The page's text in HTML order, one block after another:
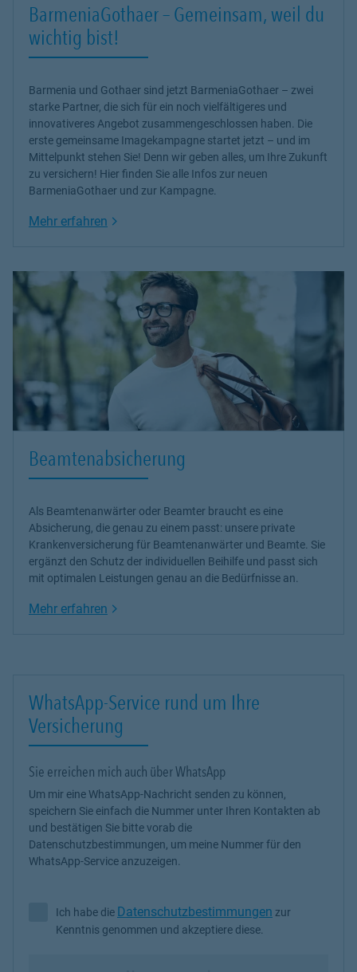
BarmeniaGothaer – Gemeinsam, weil du
wichtig bist!
Barmenia und Gothaer sind jetzt BarmeniaGothaer – zwei
starke Partner, die sich für ein noch vielfältigeres und
innovativeres Angebot zusammengeschlossen haben. Die
erste gemeinsame Imagekampagne startet jetzt – und im
Mittelpunkt stehen Sie! Denn wir geben alles, um Ihre Zukunft
zu versichern! Hier finden Sie alle Infos zur neuen
BarmeniaGothaer und zur Kampagne.
Mehr erfahren Link Opens in New Tab
Beamtenabsicherung
Als Beamtenanwärter oder Beamter braucht es eine
Absicherung, die genau zu einem passt: unsere private
Krankenversicherung für Beamtenanwärter und Beamte. Sie
ergänzt den Schutz der individuellen Beihilfe und passt sich
mit optimalen Leistungen genau an die Bedürfnisse an.
Mehr erfahren Link Opens in New Tab
WhatsApp-Service rund um Ihre
Versicherung
Sie erreichen mich auch über WhatsApp
Um mir eine WhatsApp-Nachricht senden zu können,
speichern Sie einfach die Nummer unter Ihren Kontakten ab
und bestätigen Sie bitte vorab die
Datenschutzbestimmungen, um meine Nummer für den
WhatsApp-Service anzuzeigen.
Ich habe die Datenschutzbestimmungen zur Kenntnis
Ich habe die Datenschutzbestimmungen zur
Kenntnis genommen und akzeptiere diese.